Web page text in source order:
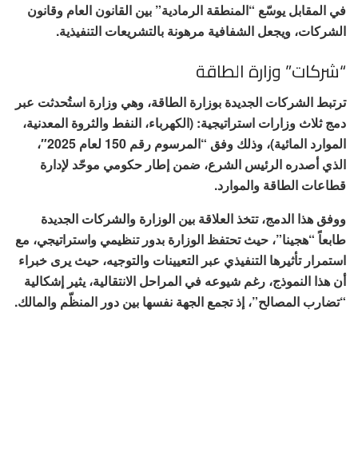
في المقابل يوسّع “المنطقة الرمادية” بين القانون العام وقانون
الشركات، ويجعل الشفافية مرهونة بالتشريعات التنفيذية.
“شركات” وزارة الطاقة
ترتبط الشركات الجديدة بوزارة الطاقة، وهي وزارة استُحدثت عبر
دمج ثلاث وزارات استراتيجية: (الكهرباء، النفط والثروة المعدنية،
الموارد المائية)، وذلك وفق “المرسوم رقم 150 لعام 2025″،
الذي أصدره الرئيس الشرع، ضمن إطار حكومي موحّد لإدارة
قطاعات الطاقة والموارد.
ووفق هذا الدمج، تتخذ العلاقة بين الوزارة والشركات الجديدة
طابعاً “هجينا”، حيث تحتفظ الوزارة بدور تنظيمي واستراتيجي، مع
استمرار تأثيرها التنفيذي عبر التعيينات والتوجيه، حيث يرى خبراء
أن هذا النموذج، رغم شيوعه في المراحل الانتقالية، يثير إشكالية
“تضارب المصالح”، إذ تجمع الجهة نفسها بين دور المنظّم والمالك.